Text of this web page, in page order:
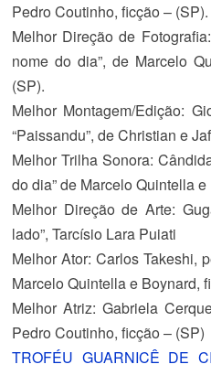
Pedro Coutinho, ficção – (SP).
Melhor Direção de Fotografia
nome do dia”, de Marcelo
(SP).
Melhor Montagem/Edição:
“Paissandu”, de Christian e
Melhor Trilha Sonora:
do dia” de Marcelo Quintella
Melhor Direção de Arte:
lado”, Tarcísio Lara Puiati
Melhor Ator: Carlos Takeshi,
Marcelo Quintella e Boynard,
Melhor Atriz: Gabriela
Pedro Coutinho, ficção – (SP)
TROFÉU GUARNICÊ DE